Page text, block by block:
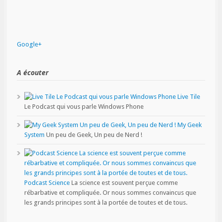
Google+
A écouter
Live Tile
Le Podcast qui vous parle Windows Phone
My Geek
System Un peu de Geek, Un peu de Nerd !
Podcast Science La science est souvent perçue comme
rébarbative et compliquée. Or nous sommes convaincus que
les grands principes sont à la portée de toutes et de tous.